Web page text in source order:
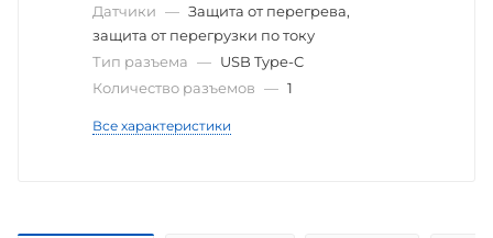
Датчики — Защита от перегрева,
защита от перегрузки по току
Тип разъема — USB Type-C
Количество разъемов — 1
Все характеристики